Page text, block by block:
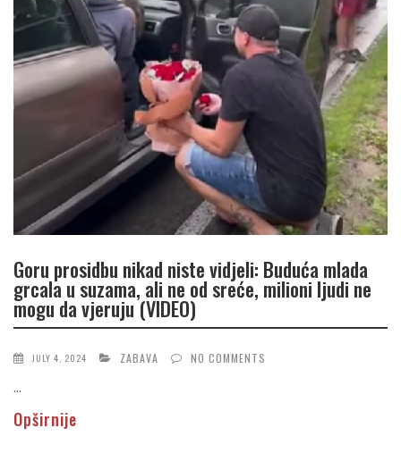
Goru prosidbu nikad niste vidjeli: Buduća mlada
grcala u suzama, ali ne od sreće, milioni ljudi ne
mogu da vjeruju (VIDEO)
JULY 4, 2024 ZABAVA NO COMMENTS
...
Opširnije